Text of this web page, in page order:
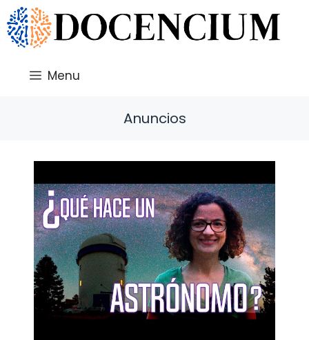
Saltar
al
contenido
Menu
Anuncios